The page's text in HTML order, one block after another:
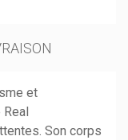
et
Son corps